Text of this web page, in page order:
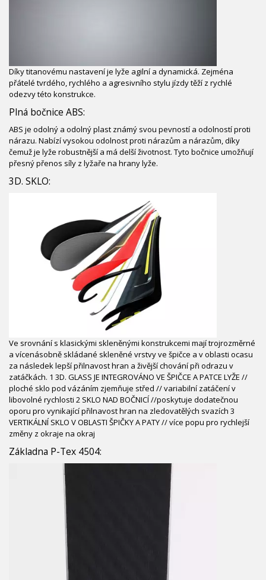
Díky titanovému nastavení je lyže agilní a dynamická. Zejména
přátelé tvrdého, rychlého a agresivního stylu jízdy těží z rychlé
odezvy této konstrukce.
Plná bočnice ABS:
ABS je odolný a odolný plast známý svou pevností a odolností proti
nárazu. Nabízí vysokou odolnost proti nárazům a nárazům, díky
čemuž je lyže robustnější a má delší životnost. Tyto bočnice umožňují
přesný přenos síly z lyžaře na hrany lyže.
3D. SKLO:
Ve srovnání s klasickými skleněnými konstrukcemi mají trojrozměrné
a vícenásobně skládané skleněné vrstvy ve špičce a v oblasti ocasu
za následek lepší přilnavost hran a živější chování při odrazu v
zatáčkách. 1 3D. GLASS JE INTEGROVÁNO VE ŠPIČCE A PATCE LYŽE //
ploché sklo pod vázáním zjemňuje střed // variabilní zatáčení v
libovolné rychlosti 2 SKLO NAD BOČNICÍ //poskytuje dodatečnou
oporu pro vynikající přilnavost hran na zledovatělých svazích 3
VERTIKÁLNÍ SKLO V OBLASTI ŠPIČKY A PATY // více popu pro rychlejší
změny z okraje na okraj
Základna P-Tex 4504: